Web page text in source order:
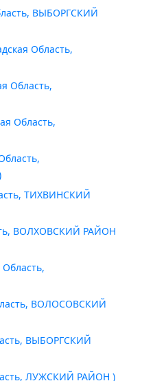
ВЫБОРГСКИЙ
Область,
Область,
Область,
ТИХВИНСКИЙ
ВОЛХОВСКИЙ РАЙОН
ВОЛОСОВСКИЙ
ВЫБОРГСКИЙ
ЛУЖСКИЙ РАЙОН )